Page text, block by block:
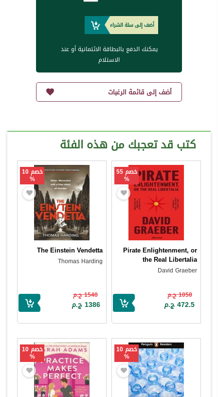
أضف إلى سلة الشراء
يمكنك الدفع بالبطاقة الائتمانية أو عند
الاستلام
أضف إلى قائمة الرغبات
كتب قد تعجبك من هذه الفئة
خصم 55
%
Pirate Enlightenment, or
the Real Libertalia
David Graeber
1050 ج.م
472.5 ج.م
خصم 10
%
The Einstein Vendetta
Thomas Harding
1540 ج.م
1386 ج.م
خصم 10
%
خصم 10
%